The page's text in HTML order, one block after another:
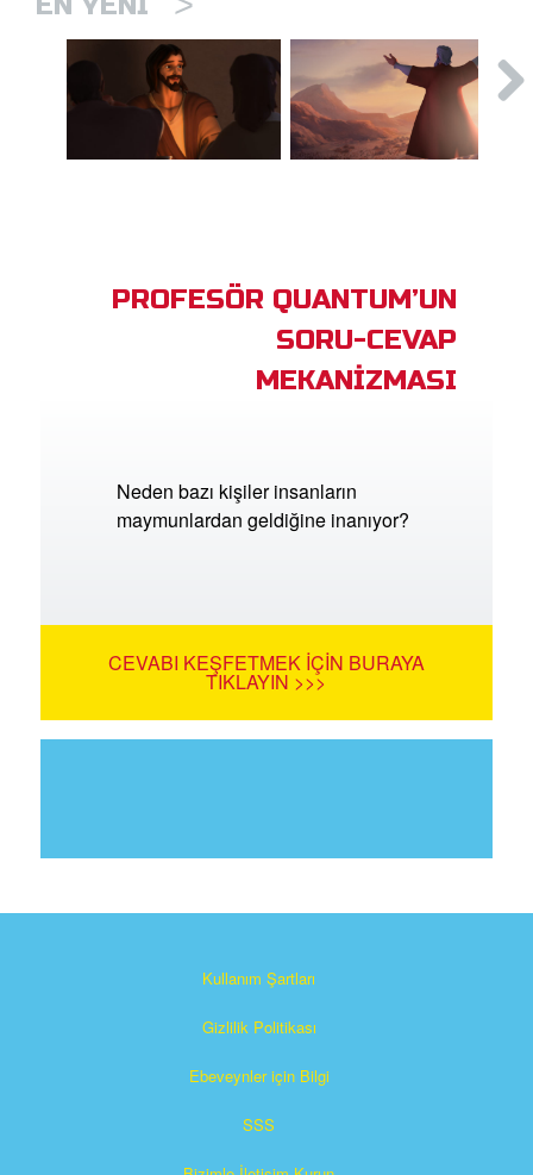
PROFESÖR QUANTUM’UN
SORU-CEVAP
MEKANİZMASI
Neden bazı kişiler insanların
maymunlardan geldiğine inanıyor?
CEVABI KEŞFETMEK İÇIN BURAYA
TIKLAYIN >>>
Kullanım Şartları
Gizlilik Politikası
Ebeveynler için Bilgi
SSS